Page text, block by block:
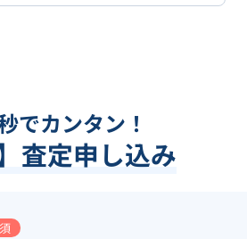
でカンタン！
査定申し込み